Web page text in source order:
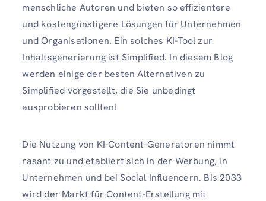
menschliche Autoren und bieten so effizientere
und kostengünstigere Lösungen für Unternehmen
und Organisationen. Ein solches KI-Tool zur
Inhaltsgenerierung ist Simplified. In diesem Blog
werden einige der besten Alternativen zu
Simplified vorgestellt, die Sie unbedingt
ausprobieren sollten!
Die Nutzung von KI-Content-Generatoren nimmt
rasant zu und etabliert sich in der Werbung, in
Unternehmen und bei Social Influencern. Bis 2033
wird der Markt für Content-Erstellung mit